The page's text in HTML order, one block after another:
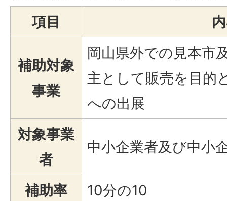
項目
補助対象
事業
岡山県外での見本市
主として販売を目的
への出展
対象事業
者
中小企業者及び中小
補助率
10分の10